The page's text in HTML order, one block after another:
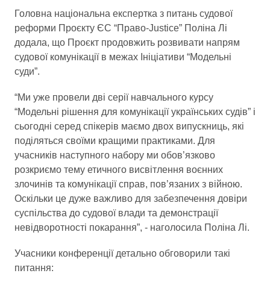
Головна національна експертка з питань судової
реформи Проєкту ЄС “Право-Justice” Поліна Лі
додала, що Проєкт продовжить розвивати напрям
судової комунікації в межах Ініціативи “Модельні
суди”.
“Ми уже провели дві серії навчального курсу
“Модельні рішення для комунікації українських судів” і
сьогодні серед спікерів маємо двох випускниць, які
поділяться своїми кращими практиками. Для
учасників наступного набору ми обов’язково
розкриємо тему етичного висвітлення воєнних
злочинів та комунікації справ, пов’язаних з війною.
Оскільки це дуже важливо для забезпечення довіри
суспільства до судової влади та демонстрації
невідворотності покарання”, - наголосила Поліна Лі.
Учасники конференції детально обговорили такі
питання: